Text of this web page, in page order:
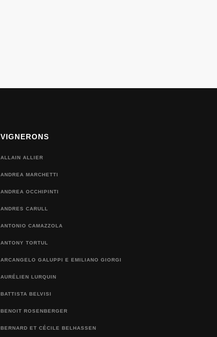
VIGNERONS
ALLAIN ALLIER
ANDREA MARCHETTI
ANDREA OCCHIPINTI
ANDRES CARULL
ANTONIO CAMAZZOLA
ANTONY TORTUL
ARCANGELO GALUPPI E EMILIANO GIORGI
AURÉLIEN LURQUIN
BATTISTA BELVISI
BENOIT ROSENBERGER
BERNARD ET CÉCILE BELHASSEN